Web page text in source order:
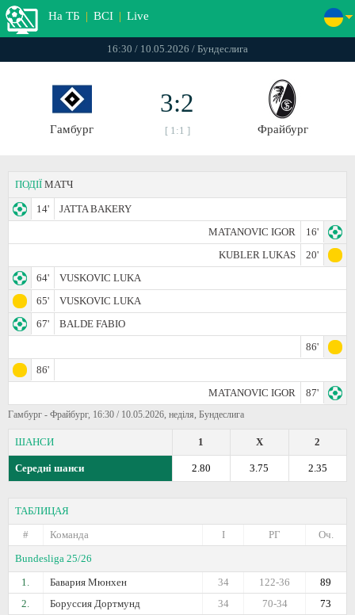
На ТБ | ВСІ | Live
16:30 / 10.05.2026 / Бундеслига
Гамбург
3:2
[ 1:1 ] Фрайбург
ПОДІЇ МАТЧ
14'
JATTA BAKERY
MATANOVIC IGOR
16'
KUBLER LUKAS
20'
64'
VUSKOVIC LUKA
65'
VUSKOVIC LUKA
67'
BALDE FABIO
86'
86'
MATANOVIC IGOR
87'
Гамбург - Фрайбург, 16:30 / 10.05.2026, неділя, Бундеслига
ШАНСИ 2
X
1
Середні шанси 2.35
3.75
2.80
ТАБЛИЦАЯ
#
Команда Оч.
РГ
I
Bundesliga 25/26
1.
Бавария Мюнхен 89
122-36
34
2.
Боруссия Дортмунд 73
70-34
34